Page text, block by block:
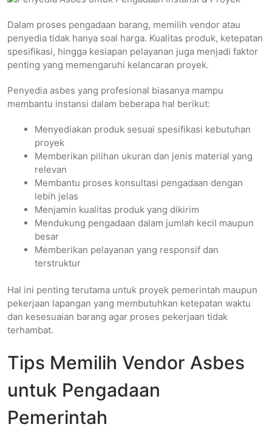
Dalam proses pengadaan barang, memilih vendor atau
penyedia tidak hanya soal harga. Kualitas produk, ketepatan
spesifikasi, hingga kesiapan pelayanan juga menjadi faktor
penting yang memengaruhi kelancaran proyek.
Penyedia asbes yang profesional biasanya mampu
membantu instansi dalam beberapa hal berikut:
Menyediakan produk sesuai spesifikasi kebutuhan
proyek
Memberikan pilihan ukuran dan jenis material yang
relevan
Membantu proses konsultasi pengadaan dengan
lebih jelas
Menjamin kualitas produk yang dikirim
Mendukung pengadaan dalam jumlah kecil maupun
besar
Memberikan pelayanan yang responsif dan
terstruktur
Hal ini penting terutama untuk proyek pemerintah maupun
pekerjaan lapangan yang membutuhkan ketepatan waktu
dan kesesuaian barang agar proses pekerjaan tidak
terhambat.
Tips Memilih Vendor Asbes
untuk Pengadaan
Pemerintah